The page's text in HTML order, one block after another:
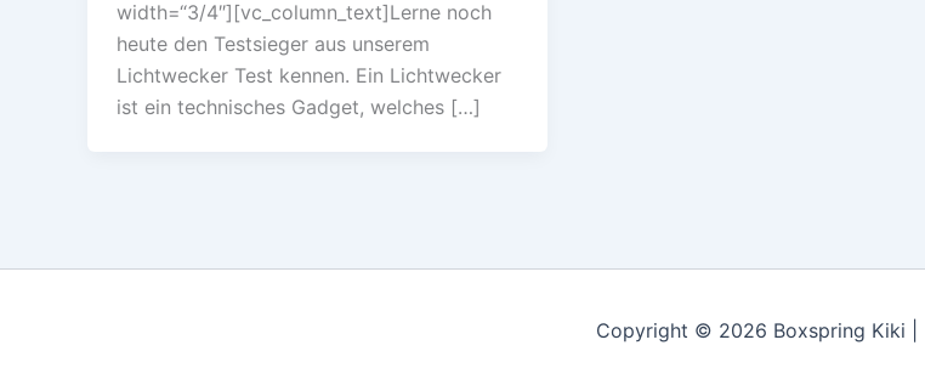
width=“3/4″][vc_column_text]Lerne noch
heute den Testsieger aus unserem
Lichtwecker Test kennen. Ein Lichtwecker
ist ein technisches Gadget, welches […]
Copyright © 2026 Boxspring Kiki | |